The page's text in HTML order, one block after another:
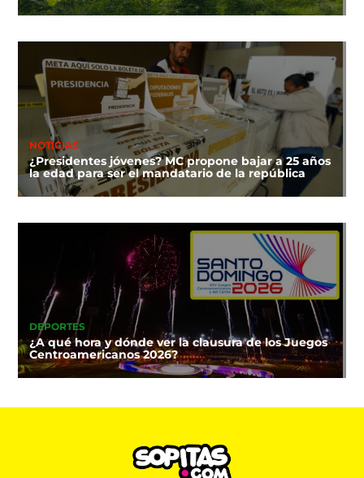
NOTICIAS
¿Presidentes jóvenes? MC propone bajar a 25 años
la edad para ser el mandatario de la república
DEPORTES
¿A qué hora y dónde ver la clausura de los Juegos
Centroamericanos 2026?